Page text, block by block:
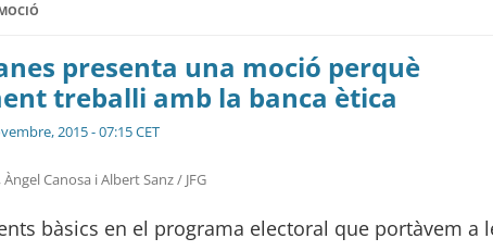
presenta una moció perquè
treballi amb la banca ètica
2015 - 07:15 CET
Àngel Canosa i Albert Sanz / JFG
bàsics en el programa electoral que portàvem a